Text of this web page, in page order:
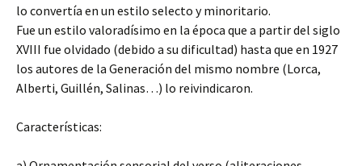
lo convertía en un estilo selecto y minoritario.
Fue un estilo valoradísimo en la época que a partir del siglo
XVIII fue olvidado (debido a su dificultad) hasta que en 1927
los autores de la Generación del mismo nombre (Lorca,
Alberti, Guillén, Salinas…) lo reivindicaron.
Características: